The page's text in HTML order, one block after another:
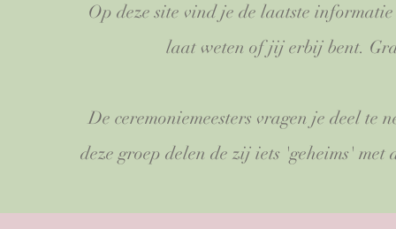
Op deze site vind je de laatste
laat weten of jij erbij bent.
De ceremoniemeesters vragen je deel te
deze groep delen de zij iets 'geheims'